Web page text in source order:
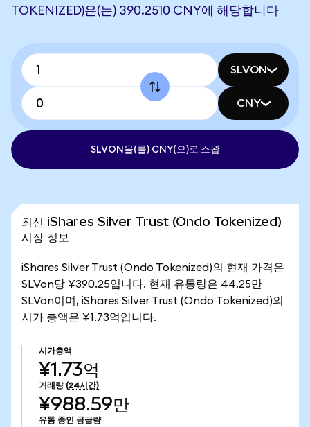
TOKENIZED)은(는) 390.2510 CNY에 해당합니다
SLVON
CNY
SLVON을(를) CNY(으)로 스왑
최신 iShares Silver Trust (Ondo Tokenized)
시장 정보
iShares Silver Trust (Ondo Tokenized)의 현재 가격은
SLVon당 ¥390.25입니다. 현재 유통량은 44.25만
SLVon이며, iShares Silver Trust (Ondo Tokenized)의
시가 총액은 ¥1.73억입니다.
시가총액
¥1.73억
거래량 (24시간)
¥988.59만
유통 중인 공급량